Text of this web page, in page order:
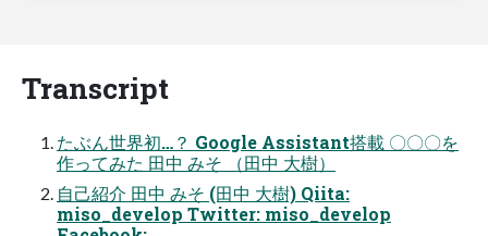
Transcript
たぶん世界初…？ Google Assistant搭載 〇〇〇を
作ってみた 田中 みそ （田中 大樹）
自己紹介 田中 みそ (田中 大樹) Qiita:
miso_develop Twitter: miso_develop